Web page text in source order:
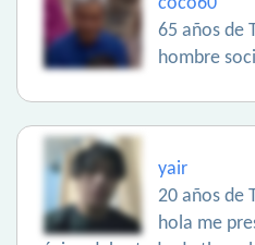
65 años de
hombre
yair
20 años de
hola me